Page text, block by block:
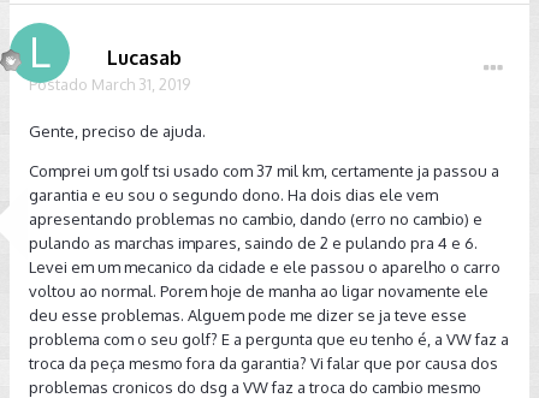
Lucasab
Postado March 31, 2019
Gente, preciso de ajuda.
Comprei um golf tsi usado com 37 mil km, certamente ja passou a
garantia e eu sou o segundo dono. Ha dois dias ele vem
apresentando problemas no cambio, dando (erro no cambio) e
pulando as marchas impares, saindo de 2 e pulando pra 4 e 6.
Levei em um mecanico da cidade e ele passou o aparelho o carro
voltou ao normal. Porem hoje de manha ao ligar novamente ele
deu esse problemas. Alguem pode me dizer se ja teve esse
problema com o seu golf? E a pergunta que eu tenho é, a VW faz a
troca da peça mesmo fora da garantia? Vi falar que por causa dos
problemas cronicos do dsg a VW faz a troca do cambio mesmo